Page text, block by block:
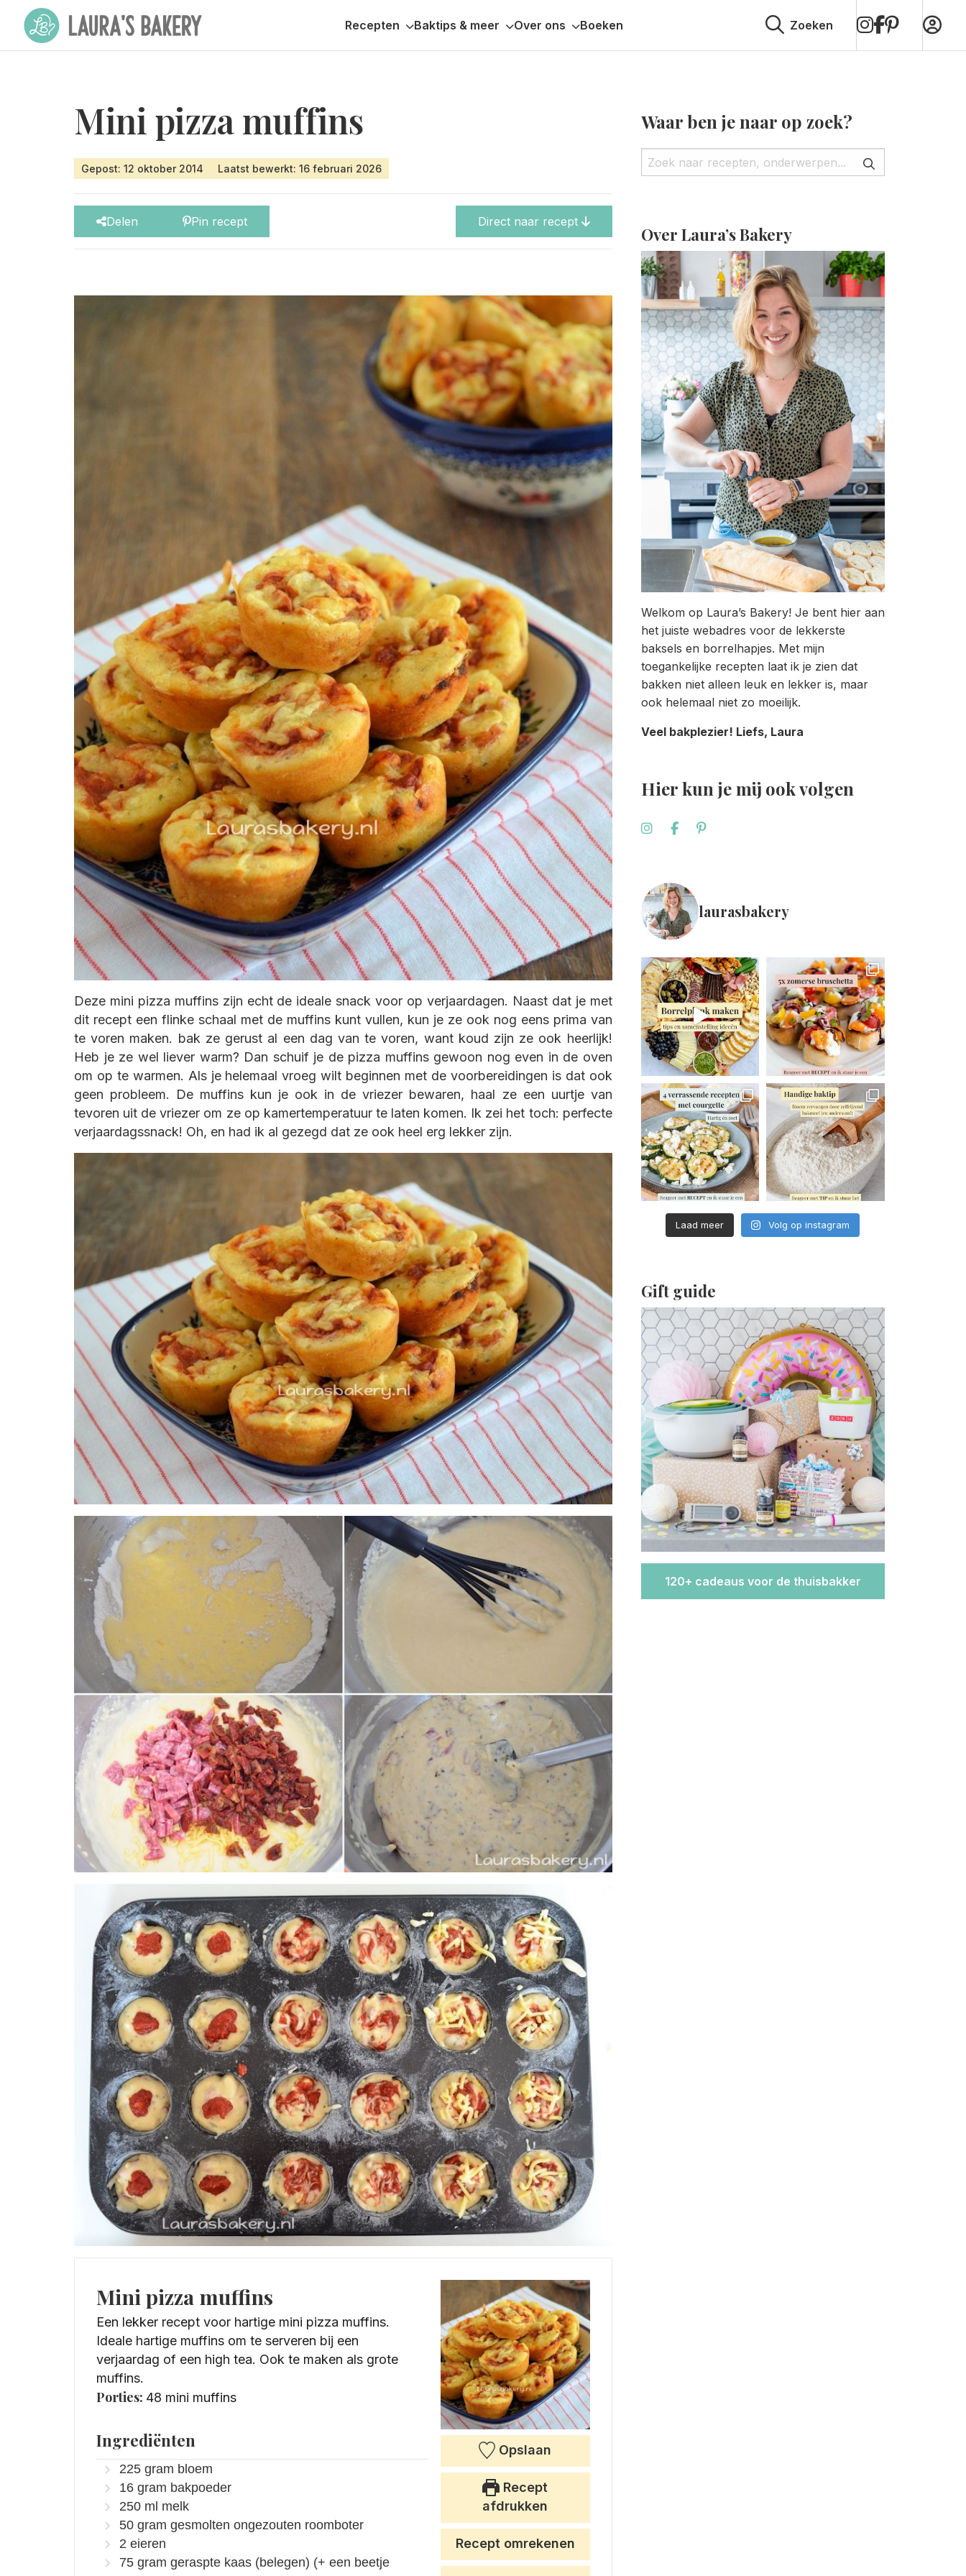
Recepten Baktips & meer Over ons Boeken Zoeken
op
Instagram
op
Facebook
op
Pinterest
Mini pizza muffins
Gepost: 12 oktober 2014 Laatst bewerkt: 16 februari 2026
Delen Pin recept Direct naar recept
Deze mini pizza muffins zijn echt de ideale snack voor op verjaardagen. Naast dat je met
dit recept een flinke schaal met de muffins kunt vullen, kun je ze ook nog eens prima van
te voren maken. bak ze gerust al een dag van te voren, want koud zijn ze ook heerlijk!
Heb je ze wel liever warm? Dan schuif je de pizza muffins gewoon nog even in de oven
om op te warmen. Als je helemaal vroeg wilt beginnen met de voorbereidingen is dat ook
geen probleem. De muffins kun je ook in de vriezer bewaren, haal ze een uurtje van
tevoren uit de vriezer om ze op kamertemperatuur te laten komen. Ik zei het toch: perfecte
verjaardagssnack! Oh, en had ik al gezegd dat ze ook heel erg lekker zijn.
Opslaan
Recept
afdrukken
Recept omrekenen
Mini pizza muffins
Een lekker recept voor hartige mini pizza muffins.
Ideale hartige muffins om te serveren bij een
verjaardag of een high tea. Ook te maken als grote
muffins.
Porties: 48 mini muffins
Ingrediënten
225 gram bloem
16 gram bakpoeder
250 ml melk
50 gram gesmolten ongezouten roomboter
2 eieren
75 gram geraspte kaas (belegen) (+ een beetje
Waar ben je naar op zoek?
Over Laura’s Bakery
Welkom op Laura’s Bakery! Je bent hier aan
het juiste webadres voor de lekkerste
baksels en borrelhapjes. Met mijn
toegankelijke recepten laat ik je zien dat
bakken niet alleen leuk en lekker is, maar
ook helemaal niet zo moeilijk.
Veel bakplezier! Liefs, Laura
Hier kun je mij ook volgen
laurasbakery
Laad meer Volg op instagram
Gift guide
120+ cadeaus voor de thuisbakker